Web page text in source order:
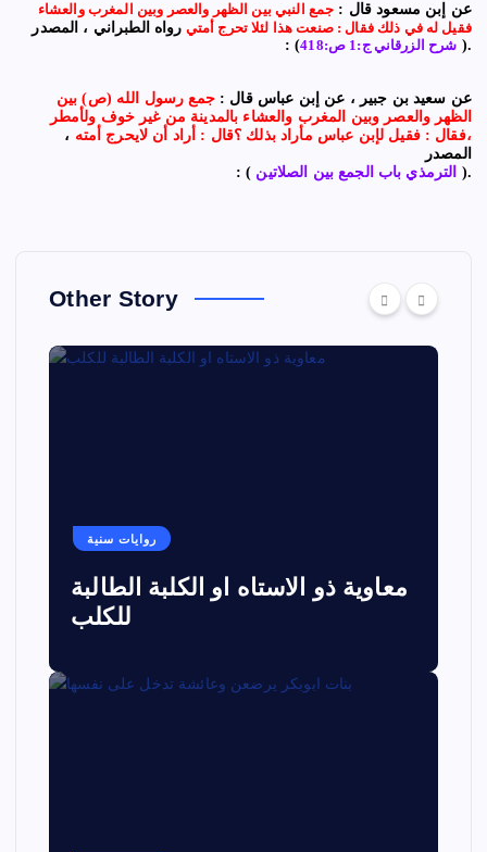
عن إبن مسعود قال : جمع النبي بين الظهر والعصر وبين المغرب والعشاء
فقيل له في ذلك فقال : صنعت هذا لئلا تحرج أمتي رواه الطبراني ، المصدر
: (
شرح الزرقاني ج:1 ص:418 ).
عن سعيد بن جبير ، عن إبن عباس قال :جمع رسول الله (ص) بين
الظهر والعصر وبين المغرب والعشاء بالمدينة من غير خوف ولأمطر
،فقال : فقيل لإبن عباس مأراد بذلك ؟قال : أراد أن لايحرج أمته ،
المصدر
: ( الترمذي باب الجمع بين الصلاتين ).
Other Story
روايات سنية
معاوية ذو الاستاه او الكلبة الطالبة
للكلب